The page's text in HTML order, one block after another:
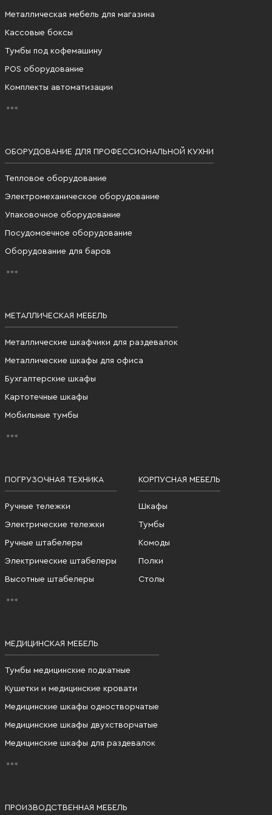
Металлическая мебель для магазина
Кассовые боксы
Тумбы под кофемашину
POS оборудование
Комплекты автоматизации
ОБОРУДОВАНИЕ ДЛЯ ПРОФЕССИОНАЛЬНОЙ КУХНИ
Тепловое оборудование
Электромеханическое оборудование
Упаковочное оборудование
Посудомоечное оборудование
Оборудование для баров
МЕТАЛЛИЧЕСКАЯ МЕБЕЛЬ
Металлические шкафчики для раздевалок
Металлические шкафы для офиса
Бухгалтерские шкафы
Картотечные шкафы
Мобильные тумбы
ПОГРУЗОЧНАЯ ТЕХНИКА
Ручные тележки
Электрические тележки
Ручные штабелеры
Электрические штабелеры
Высотные штабелеры
КОРПУСНАЯ МЕБЕЛЬ
Шкафы
Тумбы
Комоды
Полки
Столы
МЕДИЦИНСКАЯ МЕБЕЛЬ
Тумбы медицинские подкатные
Кушетки и медицинские кровати
Медицинские шкафы одностворчатые
Медицинские шкафы двухстворчатые
Медицинские шкафы для раздевалок
ПРОИЗВОДСТВЕННАЯ МЕБЕЛЬ